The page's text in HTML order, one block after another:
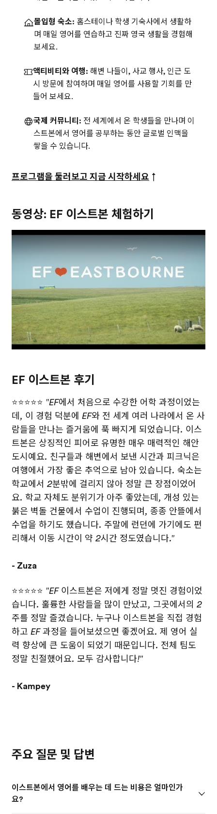
몰입형 숙소: 홈스테이나 학생 기숙사에서 생활하
며 매일 영어를 연습하고 진짜 영국 생활을 경험해
보세요.
액티비티와 여행: 해변 나들이, 사교 행사, 인근 도
시 방문에 참여하며 매일 영어를 사용할 기회를 만
들어 보세요.
국제 커뮤니티: 전 세계에서 온 학생들을 만나며 이
스트본에서 영어를 공부하는 동안 글로벌 인맥을
쌓을 수 있습니다.
프로그램을 둘러보고 지금 시작하세요 ↑
동영상: EF 이스트본 체험하기
EF 이스트본 후기
⭐⭐⭐⭐⭐ "EF에서 처음으로 수강한 어학 과정이었는
데, 이 경험 덕분에 EF와 전 세계 여러 나라에서 온 사
람들을 만나는 즐거움에 푹 빠지게 되었습니다. 이스
트본은 상징적인 피어로 유명한 매우 매력적인 해안
도시예요. 친구들과 해변에서 보낸 시간과 피크닉은
여행에서 가장 좋은 추억으로 남아 있습니다. 숙소는
학교에서 2분밖에 걸리지 않아 정말 큰 장점이었어
요. 학교 자체도 분위기가 아주 좋았는데, 개성 있는
붉은 벽돌 건물에서 수업이 진행되며, 종종 안뜰에서
수업을 하기도 했습니다. 주말에 런던에 가기에도 편
리해서 이동 시간이 약 2시간 정도였습니다."
- Zuza
⭐⭐⭐⭐⭐ "EF 이스트본은 저에게 정말 멋진 경험이었
습니다. 훌륭한 사람들을 많이 만났고, 그곳에서의 2
주를 정말 즐겼습니다. 누구나 이스트본을 직접 경험
하고 EF 과정을 들어보셨으면 좋겠어요. 제 영어 실
력 향상에 큰 도움이 되었기 때문입니다. 전체 팀도
정말 친절했어요. 모두 감사합니다!"
- Kampey
주요 질문 및 답변
이스트본에서 영어를 배우는 데 드는 비용은 얼마인가
요?